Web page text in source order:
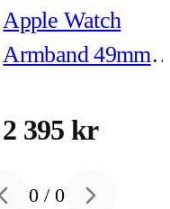
Apple Watch
Armband 49mm
Milanesisk loop -
2 395 kr
Previous slide
0 /0 Next slide